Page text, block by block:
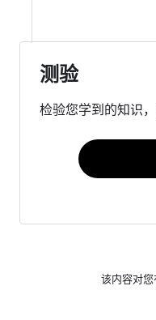
测验
检验您学到的知识
该内容对您